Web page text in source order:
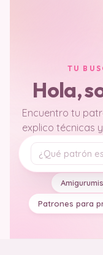
TU
Hola,
Encuentro tu
explico técnicas
Tu pregunta
Patrones para